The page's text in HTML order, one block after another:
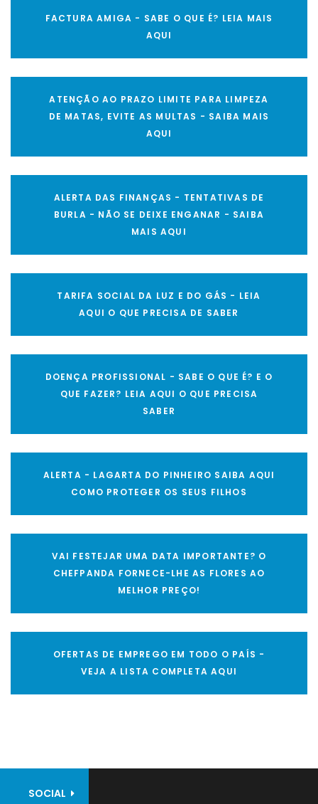
FACTURA AMIGA - SABE O QUE É? LEIA MAIS
AQUI
ATENÇÃO AO PRAZO LIMITE PARA LIMPEZA
DE MATAS, EVITE AS MULTAS - SAIBA MAIS
AQUI
ALERTA DAS FINANÇAS - TENTATIVAS DE
BURLA - NÃO SE DEIXE ENGANAR - SAIBA
MAIS AQUI
TARIFA SOCIAL DA LUZ E DO GÁS - LEIA
AQUI O QUE PRECISA DE SABER
DOENÇA PROFISSIONAL - SABE O QUE É? E O
QUE FAZER? LEIA AQUI O QUE PRECISA
SABER
ALERTA - LAGARTA DO PINHEIRO SAIBA AQUI
COMO PROTEGER OS SEUS FILHOS
VAI FESTEJAR UMA DATA IMPORTANTE? O
CHEFPANDA FORNECE-LHE AS FLORES AO
MELHOR PREÇO!
OFERTAS DE EMPREGO EM TODO O PAÍS -
VEJA A LISTA COMPLETA AQUI
SOCIAL